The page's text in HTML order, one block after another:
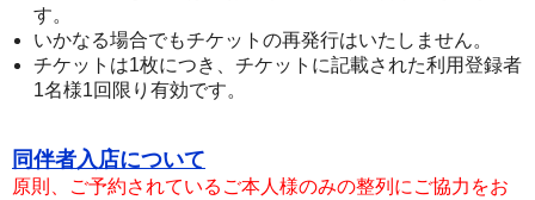
す。
いかなる場合でもチケットの再発行はいたしません。
チケットは1枚につき、チケットに記載された利用登録者
1名様1回限り有効です。
同伴者入店について
原則、ご予約されているご本人様のみの整列にご協力をお